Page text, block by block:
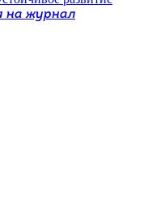
на журнал